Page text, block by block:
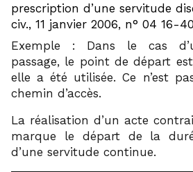
prescription d’une servitude
civ., 11 janvier 2006, n° 04 16-
Exemple : Dans le cas
passage, le point de départ
elle a été utilisée. Ce n’est
chemin d’accès.
La réalisation d’un acte
marque le départ de la
d’une servitude continue.